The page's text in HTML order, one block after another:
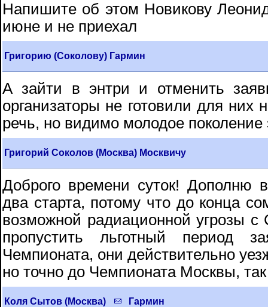
Напишите об этом Новикову
июне и не приехал
Григорию (Соколову) Гармин
А зайти в энтри и отменить
организаторы не готовили для
речь, но видимо молодое поколение
Григорий Соколов (Москва) Москвичу
Доброго времени суток! Дополню
два старта, потому что до конца
возможной радиационной угрозы с
пропустить льготный период
Чемпионата, они действительно
но точно до Чемпионата Москвы,
Коля Сытов (Москва) Гармин